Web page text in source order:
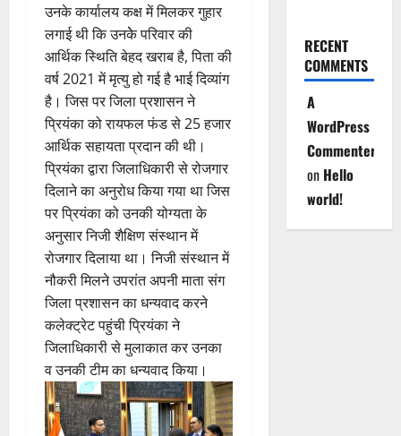
उनके कार्यालय कक्ष में मिलकर गुहार
लगाई थी कि उनकेे परिवार की
आर्थिक स्थिति बेहद खराब है, पिता की
वर्ष 2021 में मृत्यु हो गई है भाई दिव्यांग
है। जिस पर जिला प्रशासन ने
प्रियंका को रायफल फंड से 25 हजार
आर्थिक सहायता प्रदान की थी।
प्रियंका द्वारा जिलाधिकारी से रोजगार
दिलाने का अनुरोध किया गया था जिस
पर प्रियंका को उनकी योग्यता के
अनुसार निजी शैक्षिण संस्थान में
रोजगार दिलाया था। निजी संस्थान में
नौकरी मिलने उपरांत अपनी माता संग
जिला प्रशासन का धन्यवाद करने
कलेक्ट्रेट पहुंची प्रियंका ने
जिलाधिकारी से मुलाकात कर उनका
व उनकी टीम का धन्यवाद किया।
RECENT
COMMENTS
A
WordPress
Commenter
on Hello
world!